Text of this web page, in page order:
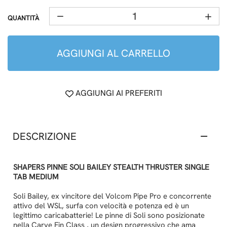
QUANTITÀ
AGGIUNGI AL CARRELLO
AGGIUNGI AI PREFERITI
DESCRIZIONE
SHAPERS PINNE SOLI BAILEY STEALTH THRUSTER SINGLE
TAB MEDIUM
Soli Bailey, ex vincitore del Volcom Pipe Pro e concorrente
attivo del WSL, surfa con velocità e potenza ed è un
legittimo caricabatterie! Le pinne di Soli sono posizionate
nella Carve Fin Class , un design progressivo che ama